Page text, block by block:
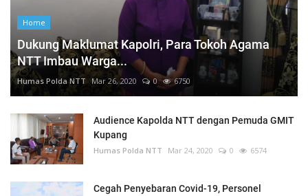
Home
Dukung Maklumat Kapolri, Para Tokoh Agama
NTT Imbau Warga...
Humas Polda NTT Mar 26, 2020 0 6750
Audience Kapolda NTT dengan Pemuda GMIT
Kupang
Humas Polda NTT Mar 24, 2020 0 6574
Cegah Penyebaran Covid-19, Personel